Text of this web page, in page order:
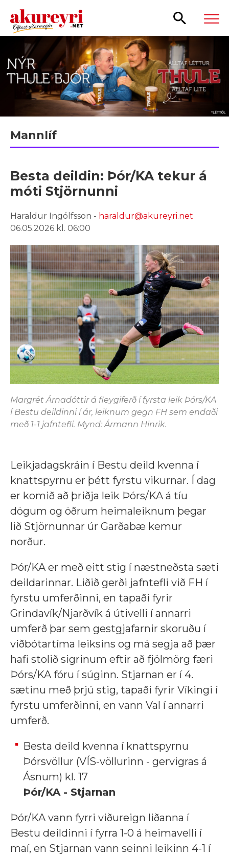
Leita
Mannlíf
Besta deildin: Þór/KA tekur á
móti Stjörnunni
Haraldur Ingólfsson - haraldur@akureyri.net
06.05.2026 kl. 06:00
Margrét Árnadóttir á fleygiferð í fyrsta leik Þórs/KA
í Bestu deildinni í ár, leiknum gegn FH sem endaði
með 1-1 jafntefli. Mynd: Ármann Hinrik.
Leikjadagskráin í Bestu deild kvenna í
knattspyrnu er þétt fyrstu vikurnar. Í dag
er komið að þriðja leik Þórs/KA á tíu
dögum og öðrum heimaleiknum þegar
lið Stjörnunnar úr Garðabæ kemur
norður.
Þór/KA er með eitt stig í næstneðsta sæti
deildarinnar. Liðið gerði jafntefli við FH í
fyrstu umferðinni, en tapaði fyrir
Grindavík/Njarðvík á útivelli í annarri
umferð þar sem gestgjafarnir skoruðu í
viðbótartíma leiksins og má segja að þær
hafi stolið sigrinum eftir að fjölmörg færi
Þórs/KA fóru í súginn. Stjarnan er í 4.
sætinu með þrjú stig, tapaði fyrir Víkingi í
fyrstu umferðinni, en vann Val í annarri
umferð.
Besta deild kvenna í knattspyrnu
Þórsvöllur (VÍS-völlurinn - gervigras á
Ásnum) kl. 17
Þór/KA - Stjarnan
Þór/KA vann fyrri viðureign liðanna í
Bestu deildinni í fyrra 1-0 á heimavelli í
maí, en Stjarnan vann seinni leikinn 4-1 í